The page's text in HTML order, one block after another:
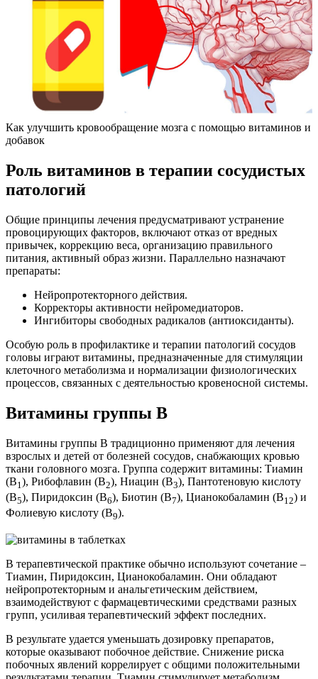
Как улучшить кровообращение мозга с помощью витаминов и
добавок
Роль витаминов в терапии сосудистых
патологий
Общие принципы лечения предусматривают устранение
провоцирующих факторов, включают отказ от вредных
привычек, коррекцию веса, организацию правильного
питания, активный образ жизни. Параллельно назначают
препараты:
Нейропротекторного действия.
Корректоры активности нейромедиаторов.
Ингибиторы свободных радикалов (антиоксиданты).
Особую роль в профилактике и терапии патологий сосудов
головы играют витамины, предназначенные для стимуляции
клеточного метаболизма и нормализации физиологических
процессов, связанных с деятельностью кровеносной системы.
Витамины группы B
Витамины группы B традиционно применяют для лечения
взрослых и детей от болезней сосудов, снабжающих кровью
ткани головного мозга. Группа содержит витамины: Тиамин
(B1), Рибофлавин (B2), Ниацин (B3), Пантотеновую кислоту
(B5), Пиридоксин (B6), Биотин (B7), Цианокобаламин (B12) и
Фолиевую кислоту (B9).
В терапевтической практике обычно используют сочетание –
Тиамин, Пиридоксин, Цианокобаламин. Они обладают
нейропротекторным и анальгетическим действием,
взаимодействуют с фармацевтическими средствами разных
групп, усиливая терапевтический эффект последних.
В результате удается уменьшать дозировку препаратов,
которые оказывают побочное действие. Снижение риска
побочных явлений коррелирует с общими положительными